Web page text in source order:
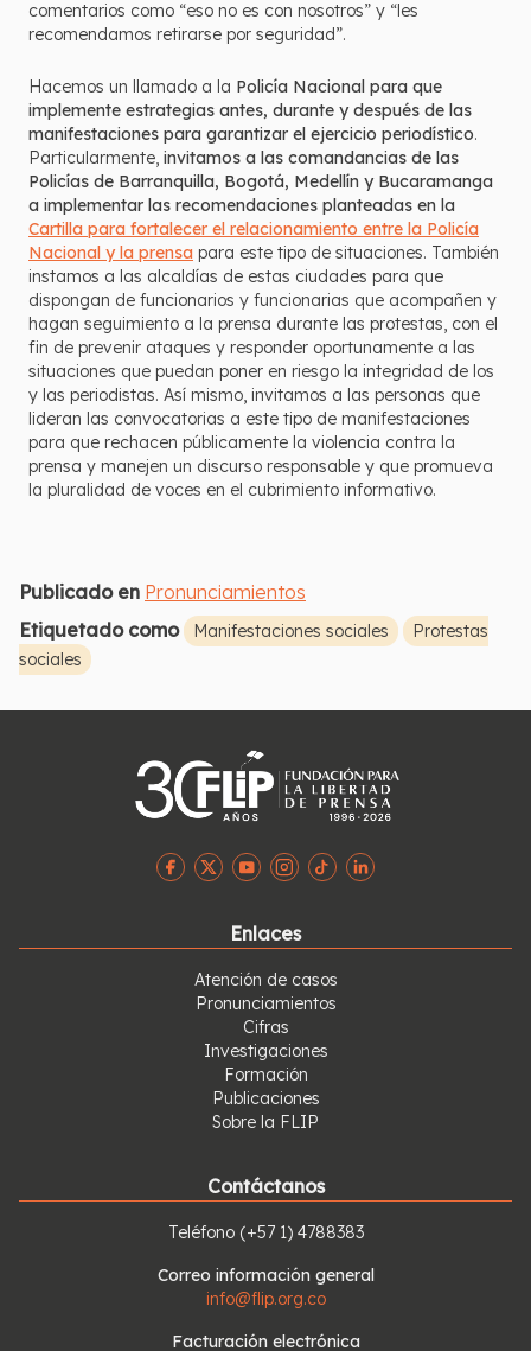
comentarios como “eso no es con nosotros” y “les
recomendamos retirarse por seguridad”.
Hacemos un llamado a la Policía Nacional para que
implemente estrategias antes, durante y después de las
manifestaciones para garantizar el ejercicio periodístico.
Particularmente, invitamos a las comandancias de las
Policías de Barranquilla, Bogotá, Medellín y Bucaramanga
a implementar las recomendaciones planteadas en la
Cartilla para fortalecer el relacionamiento entre la Policía
Nacional y la prensa para este tipo de situaciones. También
instamos a las alcaldías de estas ciudades para que
dispongan de funcionarios y funcionarias que acompañen y
hagan seguimiento a la prensa durante las protestas, con el
fin de prevenir ataques y responder oportunamente a las
situaciones que puedan poner en riesgo la integridad de los
y las periodistas. Así mismo, invitamos a las personas que
lideran las convocatorias a este tipo de manifestaciones
para que rechacen públicamente la violencia contra la
prensa y manejen un discurso responsable y que promueva
la pluralidad de voces en el cubrimiento informativo.
Publicado en Pronunciamientos
Etiquetado como
Manifestaciones sociales
Protestas
sociales
Enlaces
Atención de casos
Pronunciamientos
Cifras
Investigaciones
Formación
Publicaciones
Sobre la FLIP
Contáctanos
Teléfono (+57 1) 4788383
Correo información general
info@flip.org.co
Facturación electrónica